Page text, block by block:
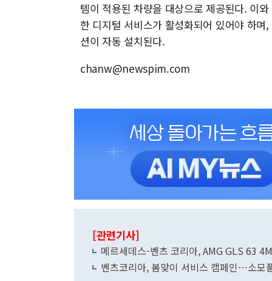
템이 적용된 차량을 대상으로 제공된다. 이
한 디지털 서비스가 활성화되어 있어야 하
션이 자동 설치된다.
chanw@newspim.com
[관련기사]
메르세데스-벤츠 코리아, AMG GLS 63
벤츠코리아, 봄맞이 서비스 캠페인…소모